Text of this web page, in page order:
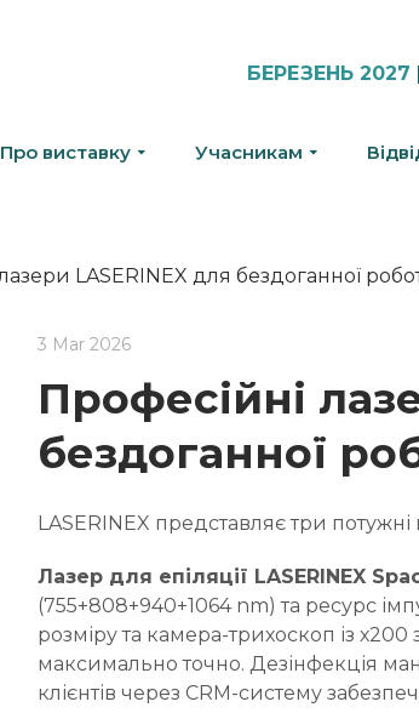
БЕРЕЗЕНЬ 2027
Про виставку Учасникам
3 Mar 2026
Професійні
бездоганної
LASERINEX представляє три
Лазер для епіляції LASERINEX
(755+808+940+1064 nm) та ресурс
розміру та камера-трихоскоп із
максимально точно. Дезінфекція
клієнтів через CRM-систему